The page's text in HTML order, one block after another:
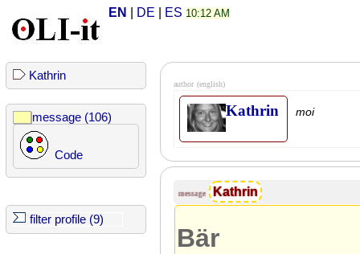
EN DE ES 10:12 AM
Kathrin
message (106)
Code
filter profile (9)
author (english)
Kathrin moi
message Kathrin
Bär